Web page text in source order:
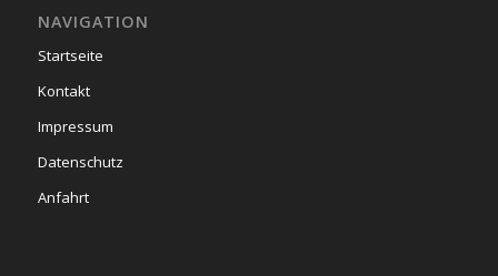
NAVIGATION
Startseite
Kontakt
Impressum
Datenschutz
Anfahrt